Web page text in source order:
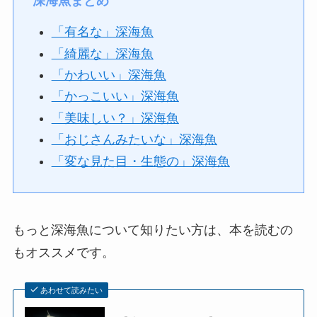
「有名な」深海魚
「綺麗な」深海魚
「かわいい」深海魚
「かっこいい」深海魚
「美味しい？」深海魚
「おじさんみたいな」深海魚
「変な見た目・生態の」深海魚
もっと深海魚について知りたい方は、本を読むの
もオススメです。
あわせて読みたい